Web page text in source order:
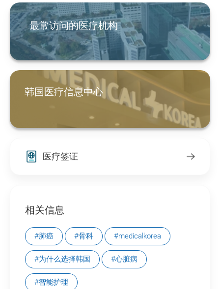
最常访问的医疗机构
韩国医疗信息中心
医疗签证
相关信息
#肺癌 #骨科 #medicalkorea
#为什么选择韩国 #心脏病
#智能护理